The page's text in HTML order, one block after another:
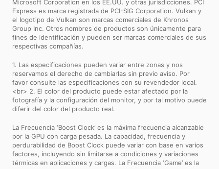
Microsoft Corporation en los EE.UU. y otras jurisdicciones. PCI
Express es marca registrada de PCI-SIG Corporation. Vulkan y
el logotipo de Vulkan son marcas comerciales de Khronos
Group Inc. Otros nombres de productos son únicamente para
fines de identificación y pueden ser marcas comerciales de sus
respectivas compañías.
1. Las especificaciones pueden variar entre zonas y nos
reservamos el derecho de cambiarlas sin previo aviso. Por
favor consulte las especificaciones con su revendedor local.
<br> 2. El color del producto puede estar afectado por la
fotografía y la configuración del monitor, y por tal motivo puede
diferir del color del producto real.
La Frecuencia ‘Boost Clock’ es la máxima frecuencia alcanzable
por la GPU con carga pesada. La capacidad, frecuencia y
perdurabilidad de Boost Clock puede variar con base en varios
factores, incluyendo sin limitarse a condiciones y variaciones
térmicas en aplicaciones y cargas. La Frecuencia ‘Game’ es la